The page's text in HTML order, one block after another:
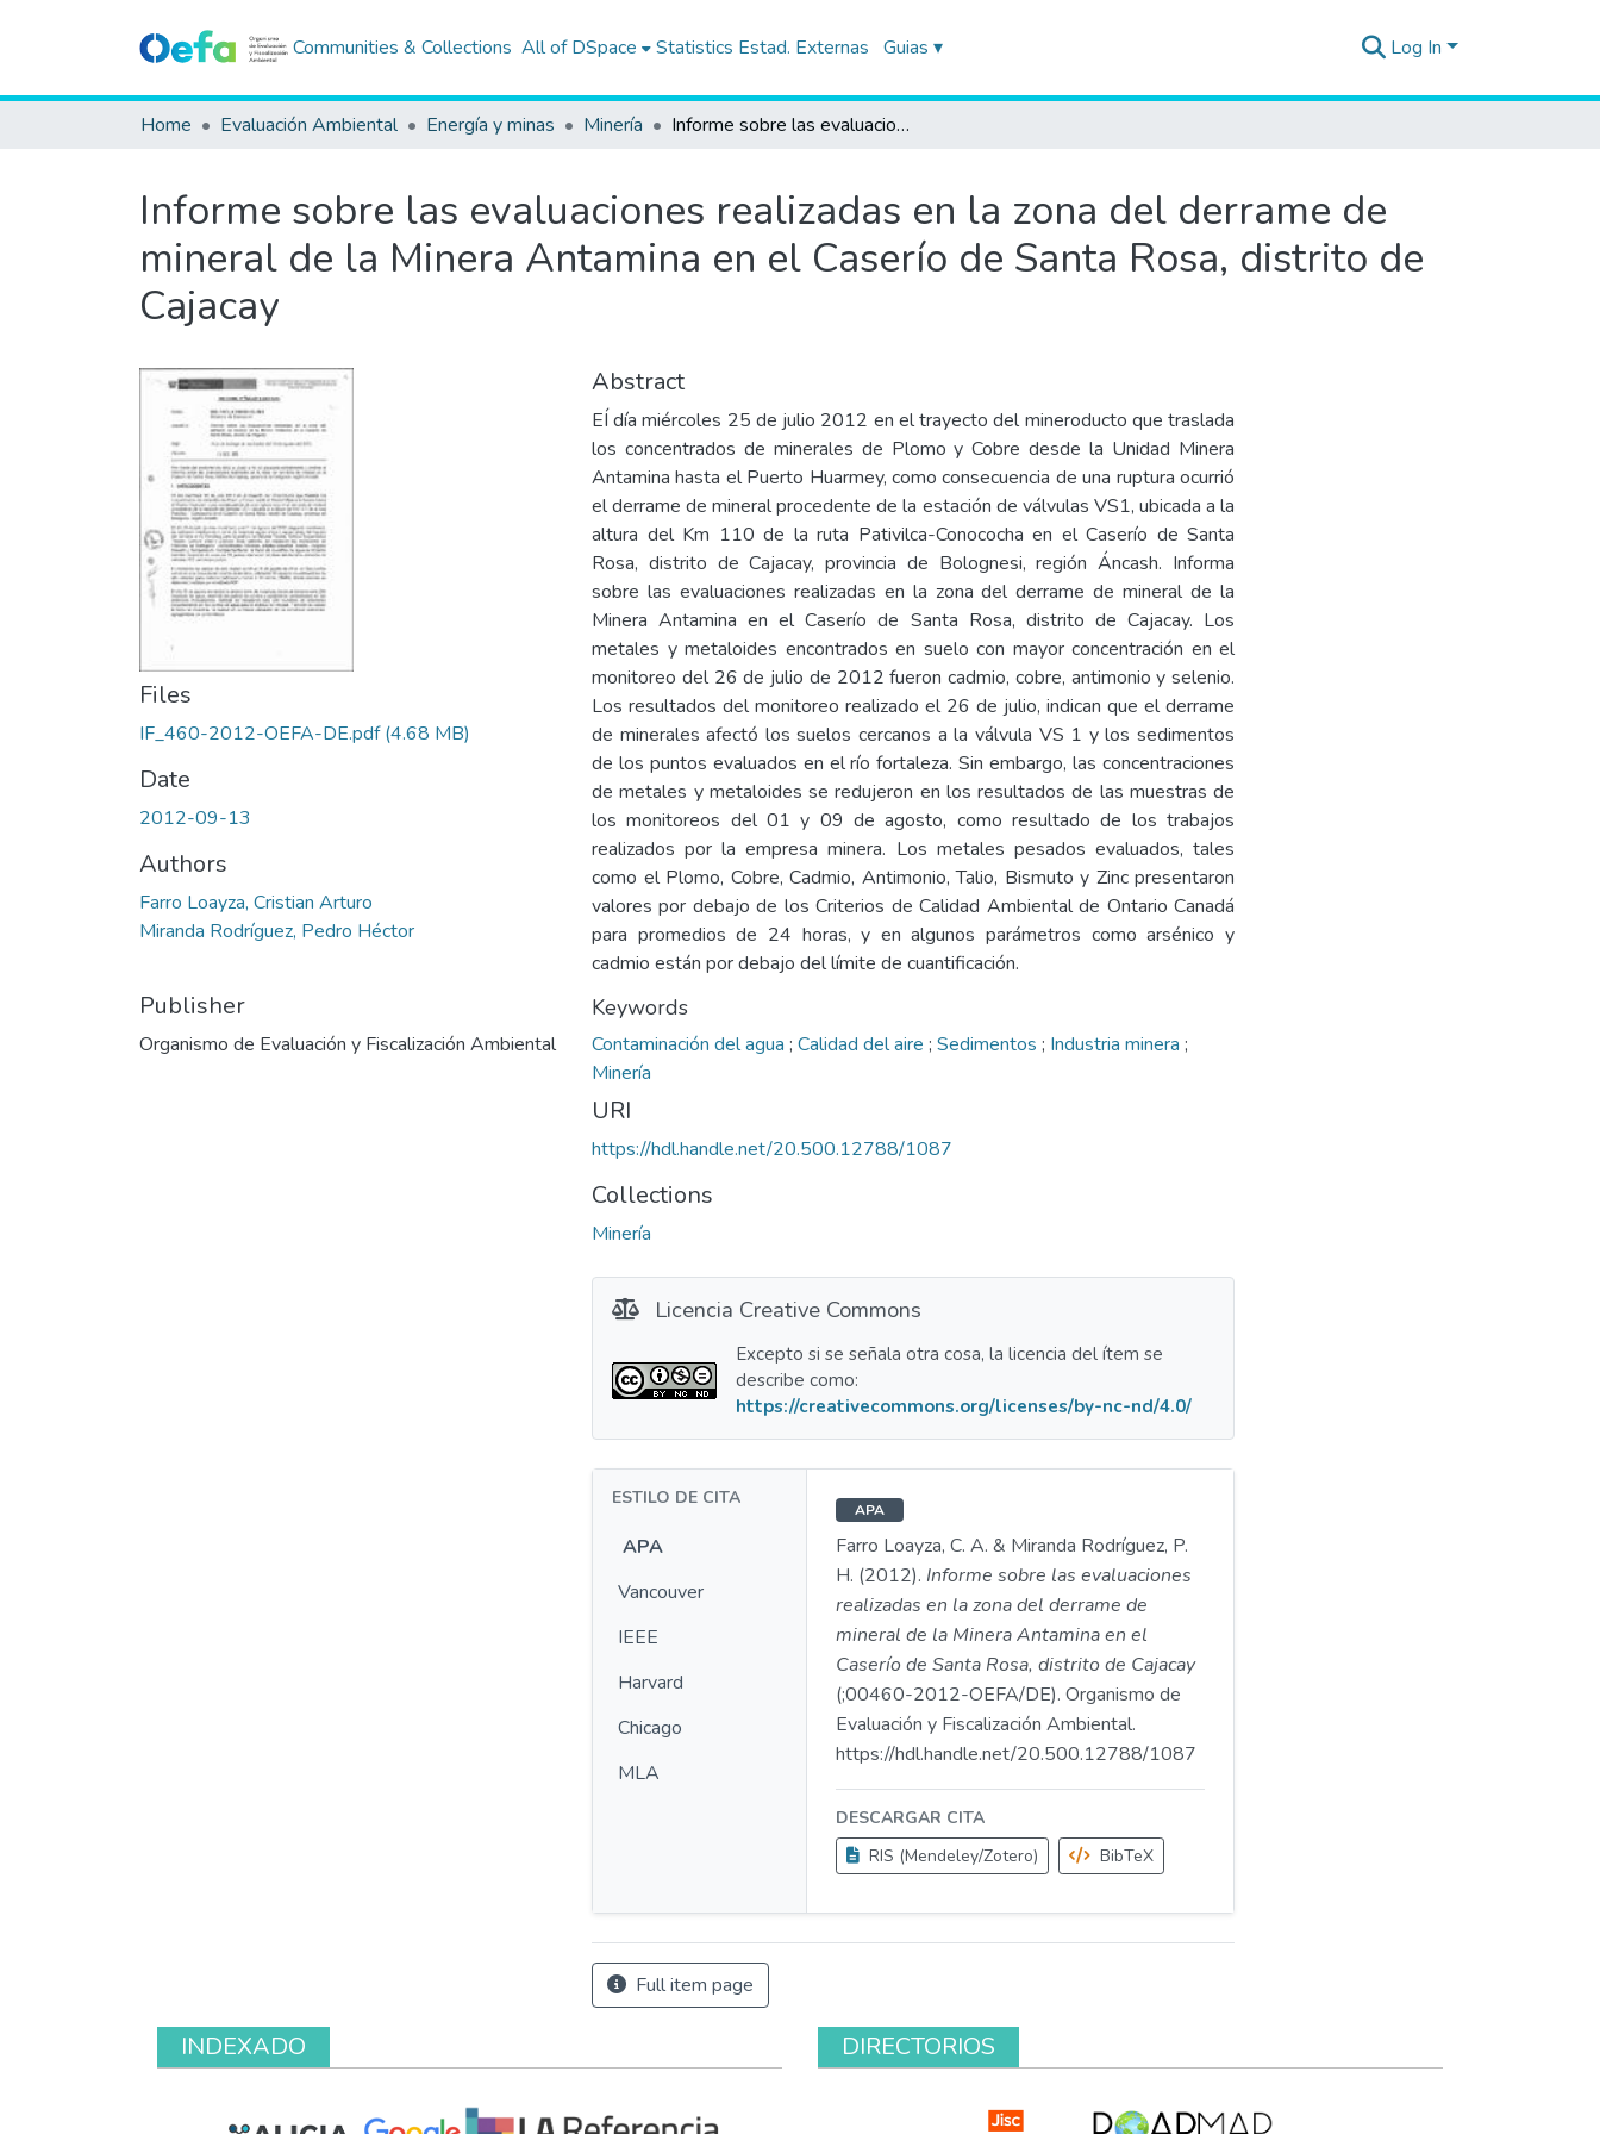
Communities & Collections All of DSpace Statistics Estad. Externas Guias ▾ Log In
Home Evaluación Ambiental Energía y minas Minería Informe sobre las evaluaciones realizadas en la zona del derrame de mineral de la Minera Antamina en el Caserío de Santa Rosa, distrito de Cajacay
Informe sobre las evaluaciones realizadas en la zona del derrame de
mineral de la Minera Antamina en el Caserío de Santa Rosa, distrito de
Cajacay
Files
IF_460-2012-OEFA-DE.pdf(4.68 MB)
Date
2012-09-13
Authors
Farro Loayza, Cristian Arturo
Miranda Rodríguez, Pedro Héctor
Publisher
Organismo de Evaluación y Fiscalización Ambiental
Abstract
EÍ día miércoles 25 de julio 2012 en el trayecto del mineroducto que traslada
los concentrados de minerales de Plomo y Cobre desde la Unidad Minera
Antamina hasta el Puerto Huarmey, como consecuencia de una ruptura ocurrió
el derrame de mineral procedente de la estación de válvulas VS1, ubicada a la
altura del Km 110 de la ruta Pativilca-Conococha en el Caserío de Santa
Rosa, distrito de Cajacay, provincia de Bolognesi, región Áncash. Informa
sobre las evaluaciones realizadas en la zona del derrame de mineral de la
Minera Antamina en el Caserío de Santa Rosa, distrito de Cajacay. Los
metales y metaloides encontrados en suelo con mayor concentración en el
monitoreo del 26 de julio de 2012 fueron cadmio, cobre, antimonio y selenio.
Los resultados del monitoreo realizado el 26 de julio, indican que el derrame
de minerales afectó los suelos cercanos a la válvula VS 1 y los sedimentos
de los puntos evaluados en el río fortaleza. Sin embargo, las concentraciones
de metales y metaloides se redujeron en los resultados de las muestras de
los monitoreos del 01 y 09 de agosto, como resultado de los trabajos
realizados por la empresa minera. Los metales pesados evaluados, tales
como el Plomo, Cobre, Cadmio, Antimonio, Talio, Bismuto y Zinc presentaron
valores por debajo de los Criterios de Calidad Ambiental de Ontario Canadá
para promedios de 24 horas, y en algunos parámetros como arsénico y
cadmio están por debajo del límite de cuantificación.
Keywords
Contaminación del agua ; Calidad del aire ; Sedimentos ; Industria minera ;
Minería
URI
https://hdl.handle.net/20.500.12788/1087
Collections
Minería
Licencia Creative Commons
Excepto si se señala otra cosa, la licencia del ítem se
describe como:
https://creativecommons.org/licenses/by-nc-nd/4.0/
ESTILO DE CITA
APA
Vancouver
IEEE
Harvard
Chicago
MLA
APA
Farro Loayza, C. A. & Miranda Rodríguez, P.
H. (2012). Informe sobre las evaluaciones
realizadas en la zona del derrame de
mineral de la Minera Antamina en el
Caserío de Santa Rosa, distrito de Cajacay
(;00460-2012-OEFA/DE). Organismo de
Evaluación y Fiscalización Ambiental.
https://hdl.handle.net/20.500.12788/1087
DESCARGAR CITA
RIS (Mendeley/Zotero)
BibTeX
Full item page
INDEXADO DIRECTORIOS